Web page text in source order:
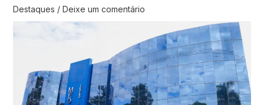
Destaques / Deixe um comentário